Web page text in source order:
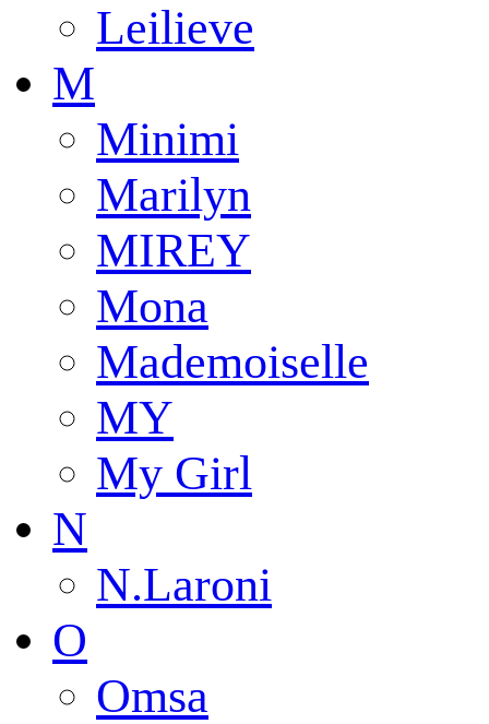
Leilieve
M
Minimi
Marilyn
MIREY
Mona
Mademoiselle
MY
My Girl
N
N.Laroni
O
Omsa